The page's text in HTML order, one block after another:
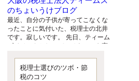
のちょいうけブログ
最近、自分の子供が寄ってこなくな
ったことに気付いた、税理士の北井
です。寂しいです。 先日、ティーム
ズイベントとしてバーベキューを実
と思いましたが、そこはセンスある
後のブロガーに任せようと思いま
税理士選びのツボ・節
税のコツ